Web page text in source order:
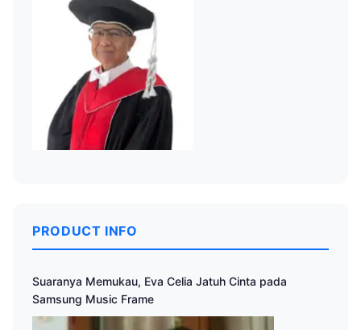
PRODUCT INFO
Suaranya Memukau, Eva Celia Jatuh Cinta pada
Samsung Music Frame